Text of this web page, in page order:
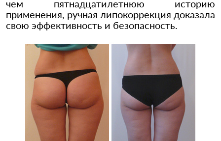
чем пятнадцатилетнюю историю
применения, ручная липокоррекция доказала
свою эффективность и безопасность.